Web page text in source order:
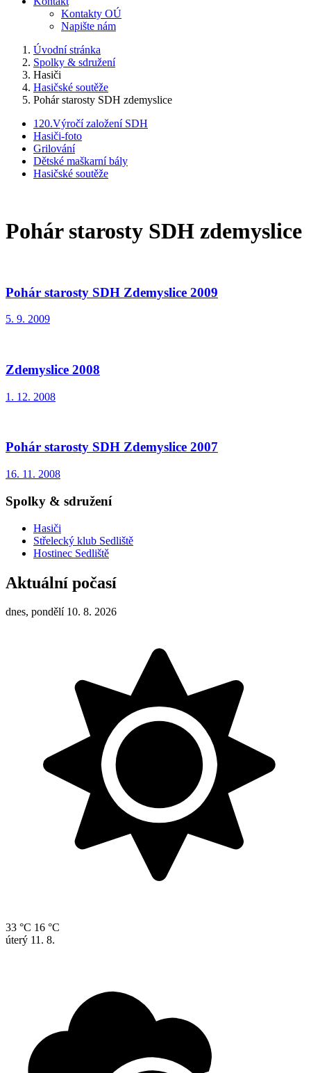
Kontakty OÚ
Napište nám
Úvodní stránka
Spolky & sdružení
Hasiči
Hasičské soutěže
Pohár starosty SDH zdemyslice
120.Výročí založení SDH
Hasiči-foto
Grilování
Dětské maškarní bály
Hasičské soutěže
Pohár starosty SDH zdemyslice
Pohár starosty SDH Zdemyslice 2009
5. 9. 2009
Zdemyslice 2008
1. 12. 2008
Pohár starosty SDH Zdemyslice 2007
16. 11. 2008
Spolky & sdružení
Hasiči
Střelecký klub Sedliště
Hostinec Sedliště
Aktuální počasí
dnes, pondělí 10. 8. 2026
33 °C 16 °C
úterý 11. 8.